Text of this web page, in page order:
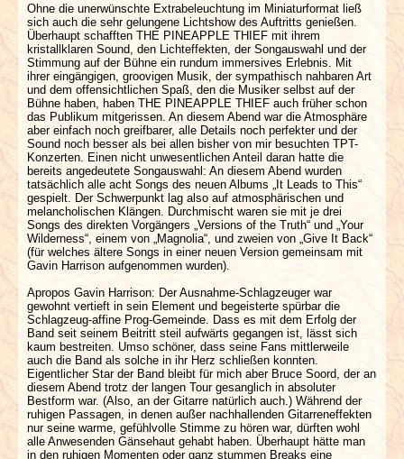
Ohne die unerwünschte Extrabeleuchtung im Miniaturformat ließ
sich auch die sehr gelungene Lichtshow des Auftritts genießen.
Überhaupt schafften THE PINEAPPLE THIEF mit ihrem
kristallklaren Sound, den Lichteffekten, der Songauswahl und der
Stimmung auf der Bühne ein rundum immersives Erlebnis. Mit
ihrer eingängigen, groovigen Musik, der sympathisch nahbaren Art
und dem offensichtlichen Spaß, den die Musiker selbst auf der
Bühne haben, haben THE PINEAPPLE THIEF auch früher schon
das Publikum mitgerissen. An diesem Abend war die Atmosphäre
aber einfach noch greifbarer, alle Details noch perfekter und der
Sound noch besser als bei allen bisher von mir besuchten TPT-
Konzerten. Einen nicht unwesentlichen Anteil daran hatte die
bereits angedeutete Songauswahl: An diesem Abend wurden
tatsächlich alle acht Songs des neuen Albums „It Leads to This“
gespielt. Der Schwerpunkt lag also auf atmosphärischen und
melancholischen Klängen. Durchmischt waren sie mit je drei
Songs des direkten Vorgängers „Versions of the Truth“ und „Your
Wilderness“, einem von „Magnolia“, und zweien von „Give It Back“
(für welches ältere Songs in einer neuen Version gemeinsam mit
Gavin Harrison aufgenommen wurden).
Apropos Gavin Harrison: Der Ausnahme-Schlagzeuger war
gewohnt vertieft in sein Element und begeisterte spürbar die
Schlagzeug-affine Prog-Gemeinde. Dass es mit dem Erfolg der
Band seit seinem Beitritt steil aufwärts gegangen ist, lässt sich
kaum bestreiten. Umso schöner, dass seine Fans mittlerweile
auch die Band als solche in ihr Herz schließen konnten.
Eigentlicher Star der Band bleibt für mich aber Bruce Soord, der an
diesem Abend trotz der langen Tour gesanglich in absoluter
Bestform war. (Also, an der Gitarre natürlich auch.) Während der
ruhigen Passagen, in denen außer nachhallenden Gitarreneffekten
nur seine warme, gefühlvolle Stimme zu hören war, dürften wohl
alle Anwesenden Gänsehaut gehabt haben. Überhaupt hätte man
in den ruhigen Momenten oder ganz stummen Breaks eine